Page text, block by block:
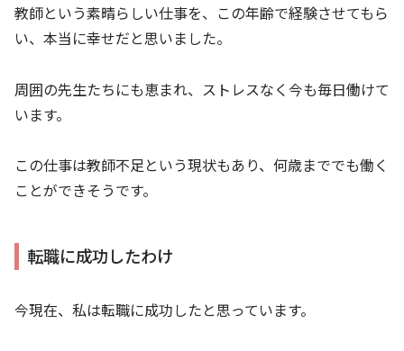
教師という素晴らしい仕事を、この年齢で経験させてもら
い、本当に幸せだと思いました。
周囲の先生たちにも恵まれ、ストレスなく今も毎日働けて
います。
この仕事は教師不足という現状もあり、何歳まででも働く
ことができそうです。
転職に成功したわけ
今現在、私は転職に成功したと思っています。